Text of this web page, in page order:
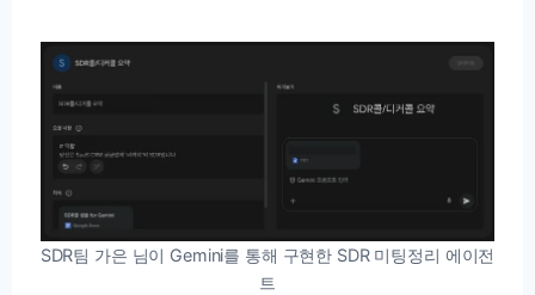
SDR팀 가은 님이 Gemini를 통해 구현한 SDR 미팅정리 에이전
트